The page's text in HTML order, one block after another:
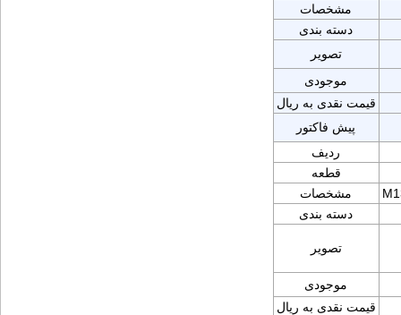
مشخصات
دسته بندی
تصویر
موجودی
قیمت نقدی به ریال
پیش فاکتور
ردیف
قطعه
مشخصات
دسته بندی
تصویر
موجودی
قیمت نقدی به ریال